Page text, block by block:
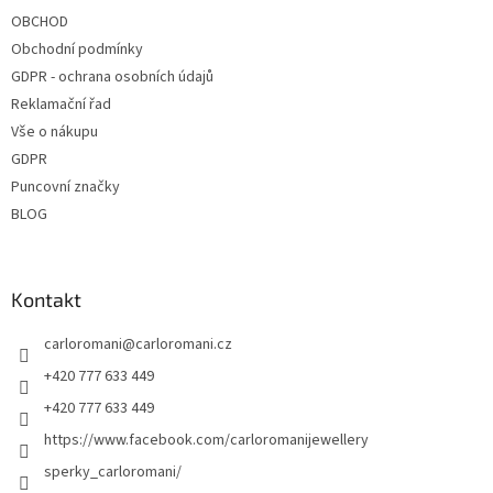
OBCHOD
Obchodní podmínky
GDPR - ochrana osobních údajů
Reklamační řad
Vše o nákupu
GDPR
Puncovní značky
BLOG
Kontakt
carloromani@carloromani.cz
+420 777 633 449
+420 777 633 449
https://www.facebook.com/carloromanijewellery
sperky_carloromani/